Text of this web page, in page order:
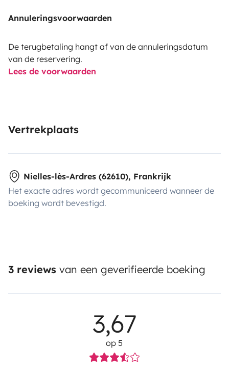
Annuleringsvoorwaarden
De terugbetaling hangt af van de annuleringsdatum
van de reservering.
Lees de voorwaarden
Vertrekplaats
Nielles-lès-Ardres (62610), Frankrijk
Het exacte adres wordt gecommuniceerd wanneer de
boeking wordt bevestigd.
3 reviews van een geverifieerde boeking
3,67
op 5